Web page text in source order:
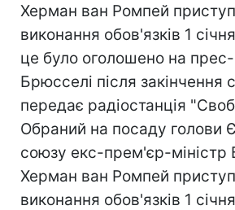
Херман ван Ромпей
виконання обов'язків 1
це було оголошено на прес-
Брюсселі після закінчення
передає радіостанція
Обраний на посаду голови
союзу екс-прем'єр-міністр
Херман ван Ромпей
виконання обов'язків 1